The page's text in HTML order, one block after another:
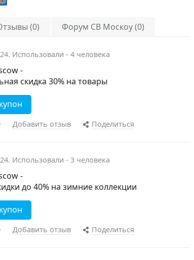
(0) Форум СВ Москоу (0)
Использовали - 4 человека
-
скидка 30% на товары
Добавить отзыв Поделиться
Использовали - 3 человека
-
до 40% на зимние коллекции
Добавить отзыв Поделиться